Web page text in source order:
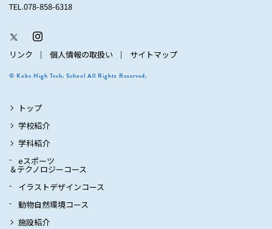
TEL.078-858-6318
リンク 個人情報の取扱い サイトマップ
© Kobe High Tech. School All Rights Reserved.
トップ
学校紹介
学科紹介
eスポーツ
＆テクノロジーコース
イラストデザインコース
動物自然環境コース
施設紹介